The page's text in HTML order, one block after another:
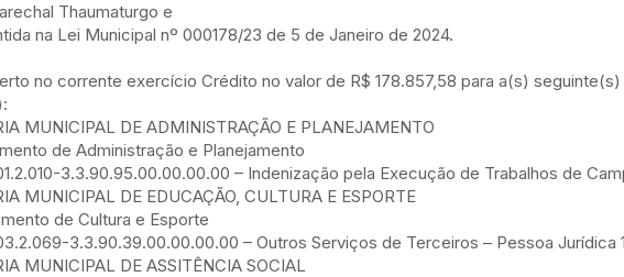
Thaumaturgo e
na Lei Municipal nº 000178/23 de 5 de Janeiro de 2024.
no corrente exercício Crédito no valor de R$ 178.857,58 para a(s)
MUNICIPAL DE ADMINISTRAÇÃO E PLANEJAMENTO
de Administração e Planejamento
3.3.90.95.00.00.00.00 – Indenização pela Execução de Trabalhos de
MUNICIPAL DE EDUCAÇÃO, CULTURA E ESPORTE
de Cultura e Esporte
3.3.90.39.00.00.00.00 – Outros Serviços de Terceiros – Pessoa Jurídica
MUNICIPAL DE ASSITÊNCIA SOCIAL